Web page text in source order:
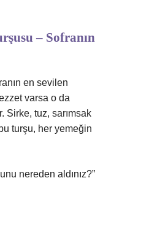
– Sofranın
en sevilen
varsa o da
Sirke, tuz, sarımsak
turşu, her yemeğin
nereden aldınız?”